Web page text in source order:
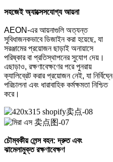
সহজেই অ্যাক্সেসযোগ্য আয়না
AEON-এর আয়নাগুলি অত্যন্ত
সুবিধাজনকভাবে ডিজাইন করা হয়েছে, যা
সরঞ্জামের প্রয়োজন ছাড়াই অনায়াসে
পরিষ্কার বা প্রতিস্থাপনের সুযোগ দেয়।
এছাড়াও, রক্ষণাবেক্ষণের পরে পুনরায়
ক্যালিব্রেট করার প্রয়োজন নেই, যা নির্বিঘ্নে
পরিচালনা এবং ধারাবাহিক কর্মক্ষমতা নিশ্চিত
করে।
চৌম্বকীয় লেন্স বহন: দ্রুত এবং
ঝামেলামুক্ত রক্ষণাবেক্ষণ